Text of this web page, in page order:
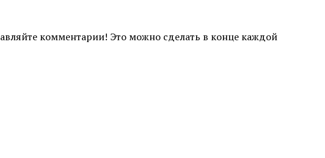
комментарии! Это можно сделать в конце каждой